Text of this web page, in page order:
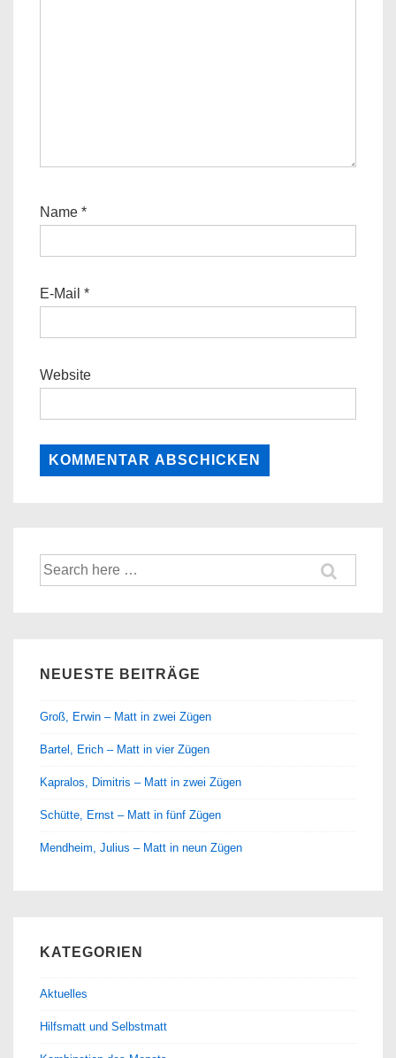
Name *
E-Mail *
Website
Suche
nach:
NEUESTE BEITRÄGE
Groß, Erwin – Matt in zwei Zügen
Bartel, Erich – Matt in vier Zügen
Kapralos, Dimitris – Matt in zwei Zügen
Schütte, Ernst – Matt in fünf Zügen
Mendheim, Julius – Matt in neun Zügen
KATEGORIEN
Aktuelles
Hilfsmatt und Selbstmatt